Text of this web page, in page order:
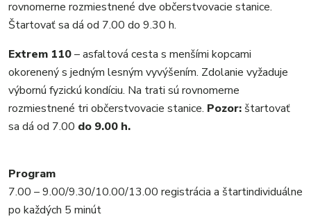
rovnomerne rozmiestnené dve občerstvovacie stanice.
Štartovať sa dá od 7.00 do 9.30 h.
Extrem 110– asfaltová cesta s menšími kopcami
okorenený s jedným lesným vyvýšením. Zdolanie vyžaduje
výbornú fyzickú kondíciu. Na trati sú rovnomerne
rozmiestnené tri občerstvovacie stanice. Pozor: štartovať
sa dá od 7.00 do 9.00 h.
Program
7.00 – 9.00/9.30/10.00/13.00 registrácia a štartindividuálne
po každých 5 minút